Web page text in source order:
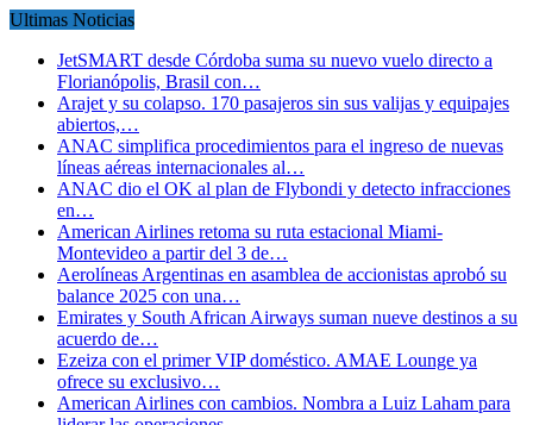
Ultimas Noticias
JetSMART desde Córdoba suma su nuevo vuelo directo a
Florianópolis, Brasil con…
Arajet y su colapso. 170 pasajeros sin sus valijas y equipajes
abiertos,…
ANAC simplifica procedimientos para el ingreso de nuevas
líneas aéreas internacionales al…
ANAC dio el OK al plan de Flybondi y detecto infracciones
en…
American Airlines retoma su ruta estacional Miami-
Montevideo a partir del 3 de…
Aerolíneas Argentinas en asamblea de accionistas aprobó su
balance 2025 con una…
Emirates y South African Airways suman nueve destinos a su
acuerdo de…
Ezeiza con el primer VIP doméstico. AMAE Lounge ya
ofrece su exclusivo…
American Airlines con cambios. Nombra a Luiz Laham para